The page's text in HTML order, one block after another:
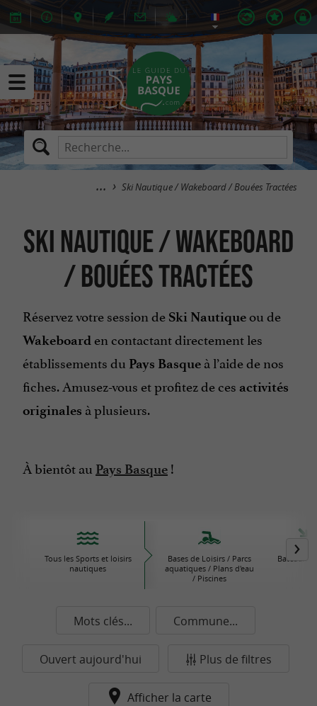
Ski Nautique / Wakeboard / Bouées Tractées
Ski Nautique / Wakeboard
/ Bouées Tractées
Réservez votre session de Ski Nautiqueou de
Wakeboard en contactant directement les
établissements du Pays Basque à l’aide de nos
fiches. Amusez-vous et profitez de ces activités
originales à plusieurs.
À bientôt au Pays Basque !
Tous les Sports et loisirs
nautiques
Bases de Loisirs / Parcs
aquatiques / Plans d'eau
/ Piscines
Bateaux /
Mots clés... Commune...
Ouvert aujourd'hui Plus de filtres
Afficher la carte